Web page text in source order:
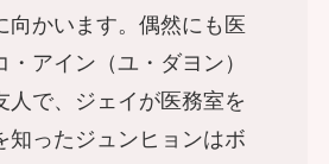
向かいます。偶然にも医
アイン（ユ・ダヨン）
人で、ジェイが医務室を
知ったジュンヒョンはボ